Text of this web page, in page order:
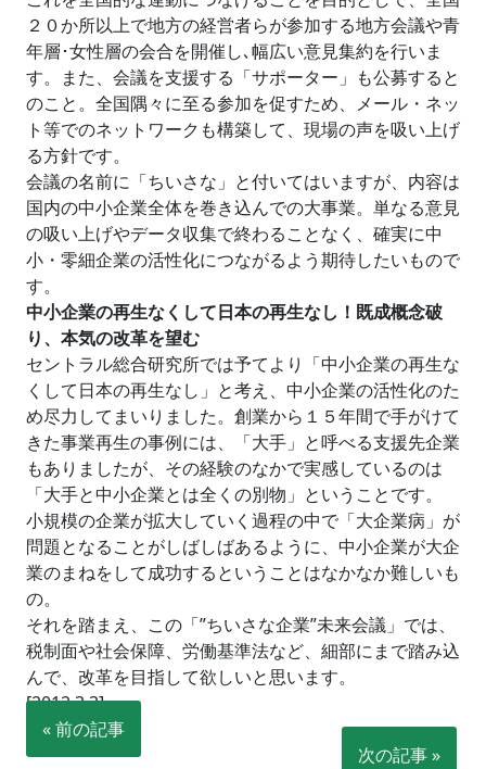
２０か所以上で地方の経営者らが参加する地方会議や青
年層･女性層の会合を開催し､幅広い意見集約を行いま
す。また、会議を支援する「サポーター」も公募すると
のこと。全国隅々に至る参加を促すため、メール・ネッ
ト等でのネットワークも構築して、現場の声を吸い上げ
る方針です。
会議の名前に「ちいさな」と付いてはいますが、内容は
国内の中小企業全体を巻き込んでの大事業。単なる意見
の吸い上げやデータ収集で終わることなく、確実に中
小・零細企業の活性化につながるよう期待したいもので
す。
中小企業の再生なくして日本の再生なし！既成概念破
り、本気の改革を望む
セントラル総合研究所では予てより「中小企業の再生な
くして日本の再生なし」と考え、中小企業の活性化のた
め尽力してまいりました。創業から１５年間で手がけて
きた事業再生の事例には、「大手」と呼べる支援先企業
もありましたが、その経験のなかで実感しているのは
「大手と中小企業とは全くの別物」ということです。
小規模の企業が拡大していく過程の中で「大企業病」が
問題となることがしばしばあるように、中小企業が大企
業のまねをして成功するということはなかなか難しいも
の。
それを踏まえ、この「”ちいさな企業”未来会議」では、
税制面や社会保障、労働基準法など、細部にまで踏み込
んで、改革を目指して欲しいと思います。
[2012.3.3]
« 前の記事
次の記事 »